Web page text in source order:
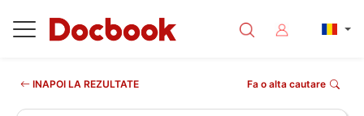
INAPOI LA REZULTATE Fa o alta cautare